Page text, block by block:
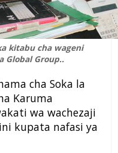
kitabu cha wageni
Global Group..
cha Soka la
Karuma
wa wachezaji
kupata nafasi ya